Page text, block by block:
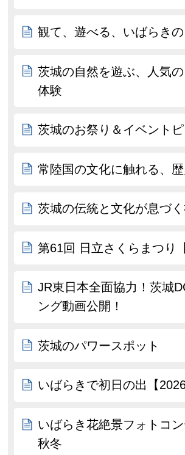
観て、遊べる、いばらきの
茨城の自然を遊ぶ、人気
体験
茨城のお祭り＆イベント
常陸国の文化に触れる、
茨城の伝統と文化が息づ
第61回 日立さくらまつり
JR東日本全面協力！茨城
ング動画公開！
茨城のパワースポット
いばらきで初日の出【2026
いばらき花絶景フォトコ
秋冬